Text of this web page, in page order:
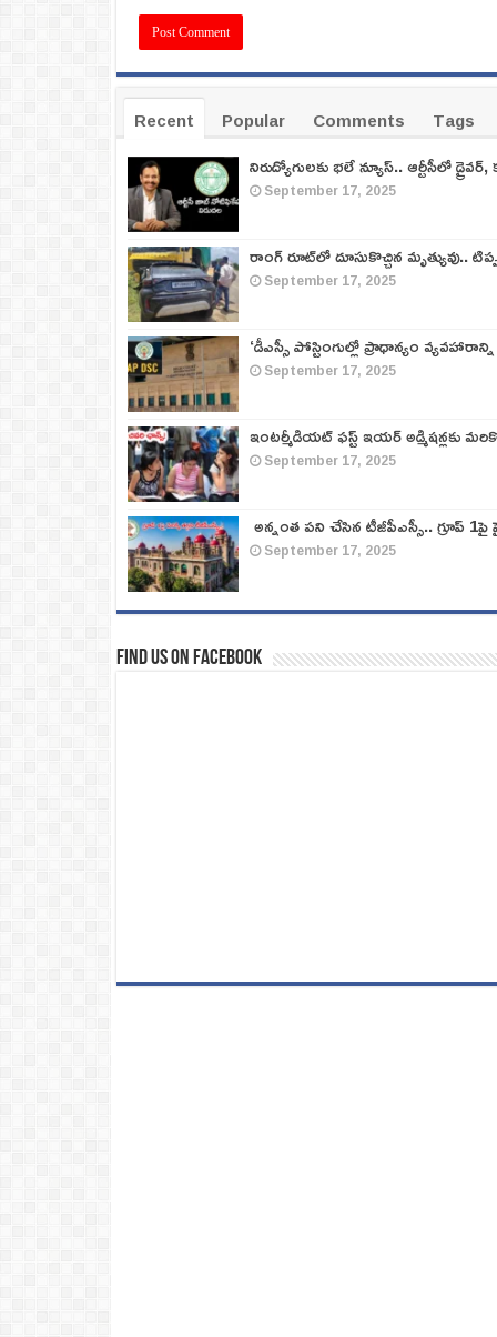
Recent Popular Comments
Tags
నిరుద్యోగులకు భలే న్యూస్.. ఆర్టీసీలో
September 17, 2025
రాంగ్ రూట్‌లో దూసుకొచ్చిన మృత్యువు..
September 17, 2025
‘డీఎస్సీ పోస్టింగుల్లో ప్రాధాన్యం
September 17, 2025
ఇంటర్మీడియట్ ఫస్ట్‌ ఇయర్‌ అడ్మిషన్లకు
September 17, 2025
అన్నంత పని చేసిన టీజీపీఎస్సీ.. గ్రూప్‌
September 17, 2025
Find us on Facebook